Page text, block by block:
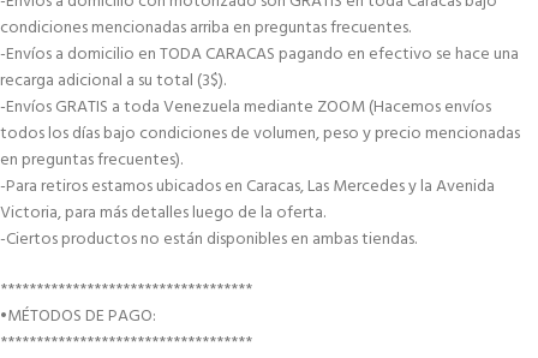
condiciones mencionadas arriba en preguntas frecuentes.
-Envíos a domicilio en TODA CARACAS pagando en efectivo se hace una
recarga adicional a su total (3$).
-Envíos GRATIS a toda Venezuela mediante ZOOM (Hacemos envíos
todos los días bajo condiciones de volumen, peso y precio mencionadas
en preguntas frecuentes).
-Para retiros estamos ubicados en Caracas, Las Mercedes y la Avenida
Victoria, para más detalles luego de la oferta.
-Ciertos productos no están disponibles en ambas tiendas.
***********************************
•MÉTODOS DE PAGO:
***********************************